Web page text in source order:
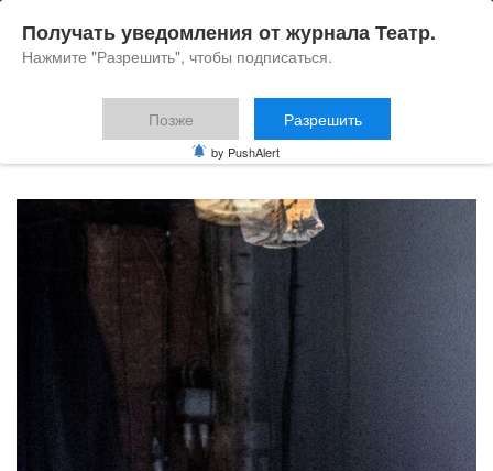
Получать уведомления от журнала Театр.
Нажмите "Разрешить", чтобы подписаться.
Позже Разрешить
by PushAlert